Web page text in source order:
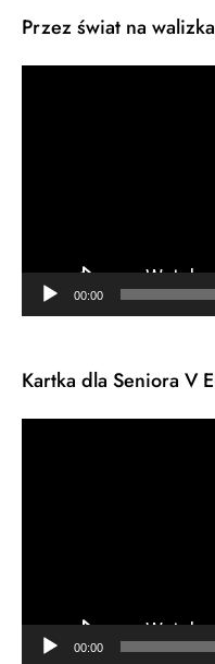
Przez świat na
00:00
Kartka dla Seniora V
00:00